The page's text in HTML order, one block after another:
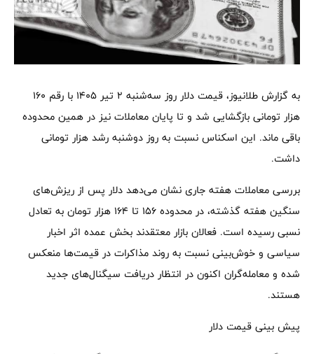
به گزارش طلانیوز، قیمت دلار روز سه‌شنبه ۲ تیر ۱۴۰۵ با رقم ۱۶۰
هزار تومانی بازگشایی شد و تا پایان معاملات نیز در همین محدوده
باقی ماند. این اسکناس نسبت به روز دوشنبه رشد هزار تومانی
داشت.
بررسی معاملات هفته جاری نشان می‌دهد دلار پس از ریزش‌های
سنگین هفته‌ گذشته، در محدوده ۱۵۶ تا ۱۶۴ هزار تومان به تعادل
نسبی رسیده است. فعالان بازار معتقدند بخش عمده اثر اخبار
سیاسی و خوش‌بینی نسبت به روند مذاکرات در قیمت‌ها منعکس
شده و معامله‌گران اکنون در انتظار دریافت سیگنال‌های جدید
هستند.
پیش‌ بینی قیمت دلار